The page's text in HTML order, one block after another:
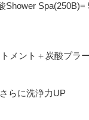
Spa(250B)=
メント＋炭酸プラ
らに洗浄力UP